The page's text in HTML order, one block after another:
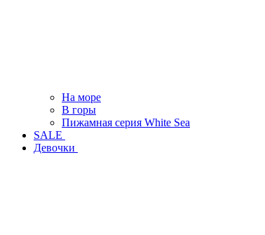
На море
В горы
Пижамная серия White Sea
SALE
Девочки